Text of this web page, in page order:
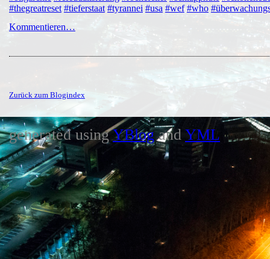
#thegreatreset #tieferstaat #tyrannei #usa #wef #who
Kommentieren…
Zurück zum Blogindex
generated usingYBlogand YML